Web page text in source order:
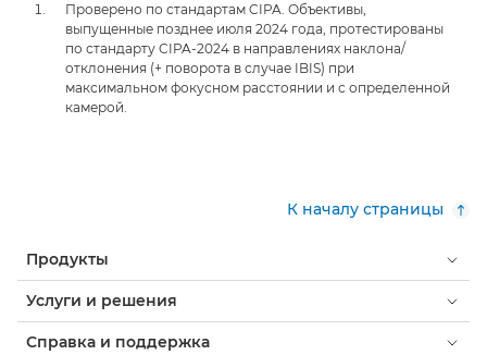
Проверено по стандартам CIPA. Объективы,
выпущенные позднее июля 2024 года, протестированы
по стандарту CIPA-2024 в направлениях наклона/
отклонения (+ поворота в случае IBIS) при
максимальном фокусном расстоянии и с определенной
камерой.
К началу страницы
Продукты
Услуги и решения
Справка и поддержка